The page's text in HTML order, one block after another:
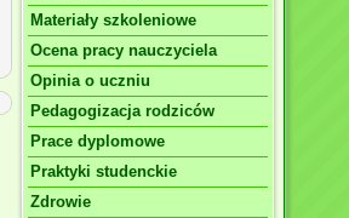
Materiały szkoleniowe
Ocena pracy nauczyciela
Opinia o uczniu
Pedagogizacja rodziców
Prace dyplomowe
Praktyki studenckie
Zdrowie